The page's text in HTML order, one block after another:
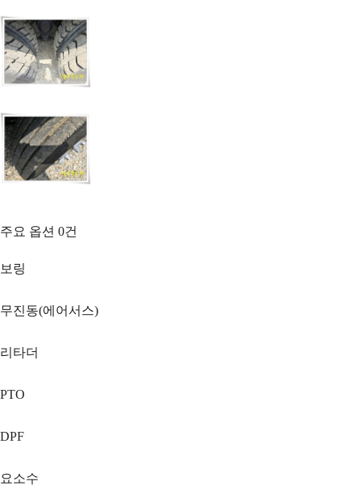
주요 옵션 0건
보링
무진동(에어서스)
리타더
PTO
DPF
요소수